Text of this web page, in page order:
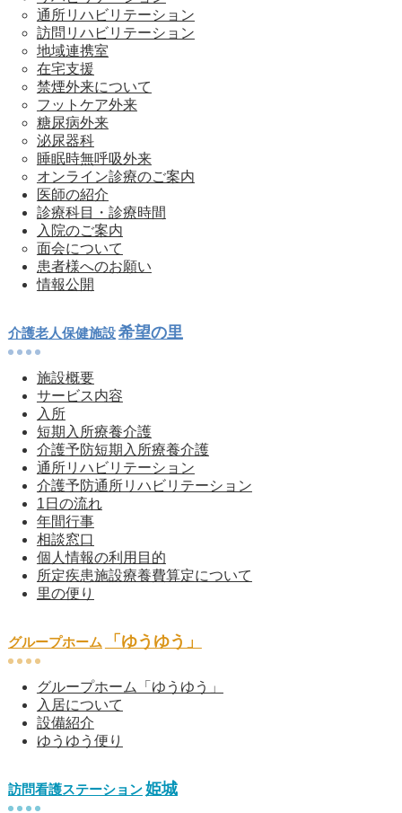
通所リハビリテーション
訪問リハビリテーション
地域連携室
在宅支援
禁煙外来について
フットケア外来
糖尿病外来
泌尿器科
睡眠時無呼吸外来
オンライン診療のご案内
医師の紹介
診療科目・診療時間
入院のご案内
面会について
患者様へのお願い
情報公開
介護老人保健施設希望の里
施設概要
サービス内容
入所
短期入所療養介護
介護予防短期入所療養介護
通所リハビリテーション
介護予防通所リハビリテーション
1日の流れ
年間行事
相談窓口
個人情報の利用目的
所定疾患施設療養費算定について
里の便り
グループホーム 「ゆうゆう」
グループホーム「ゆうゆう」
入居について
設備紹介
ゆうゆう便り
訪問看護ステーション姫城